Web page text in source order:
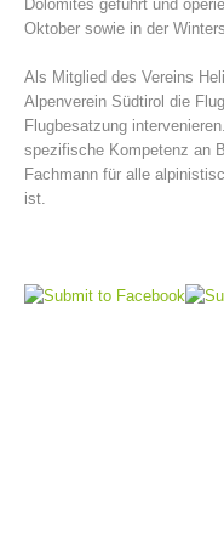
Bergrettungsstellen
Dolomites geführt und
Oktober sowie in der
Als Mitglied des Vereins
Alpenverein Südtirol die
Flugbesatzung
spezifische Kompetenz an
Fachmann für alle
ist.